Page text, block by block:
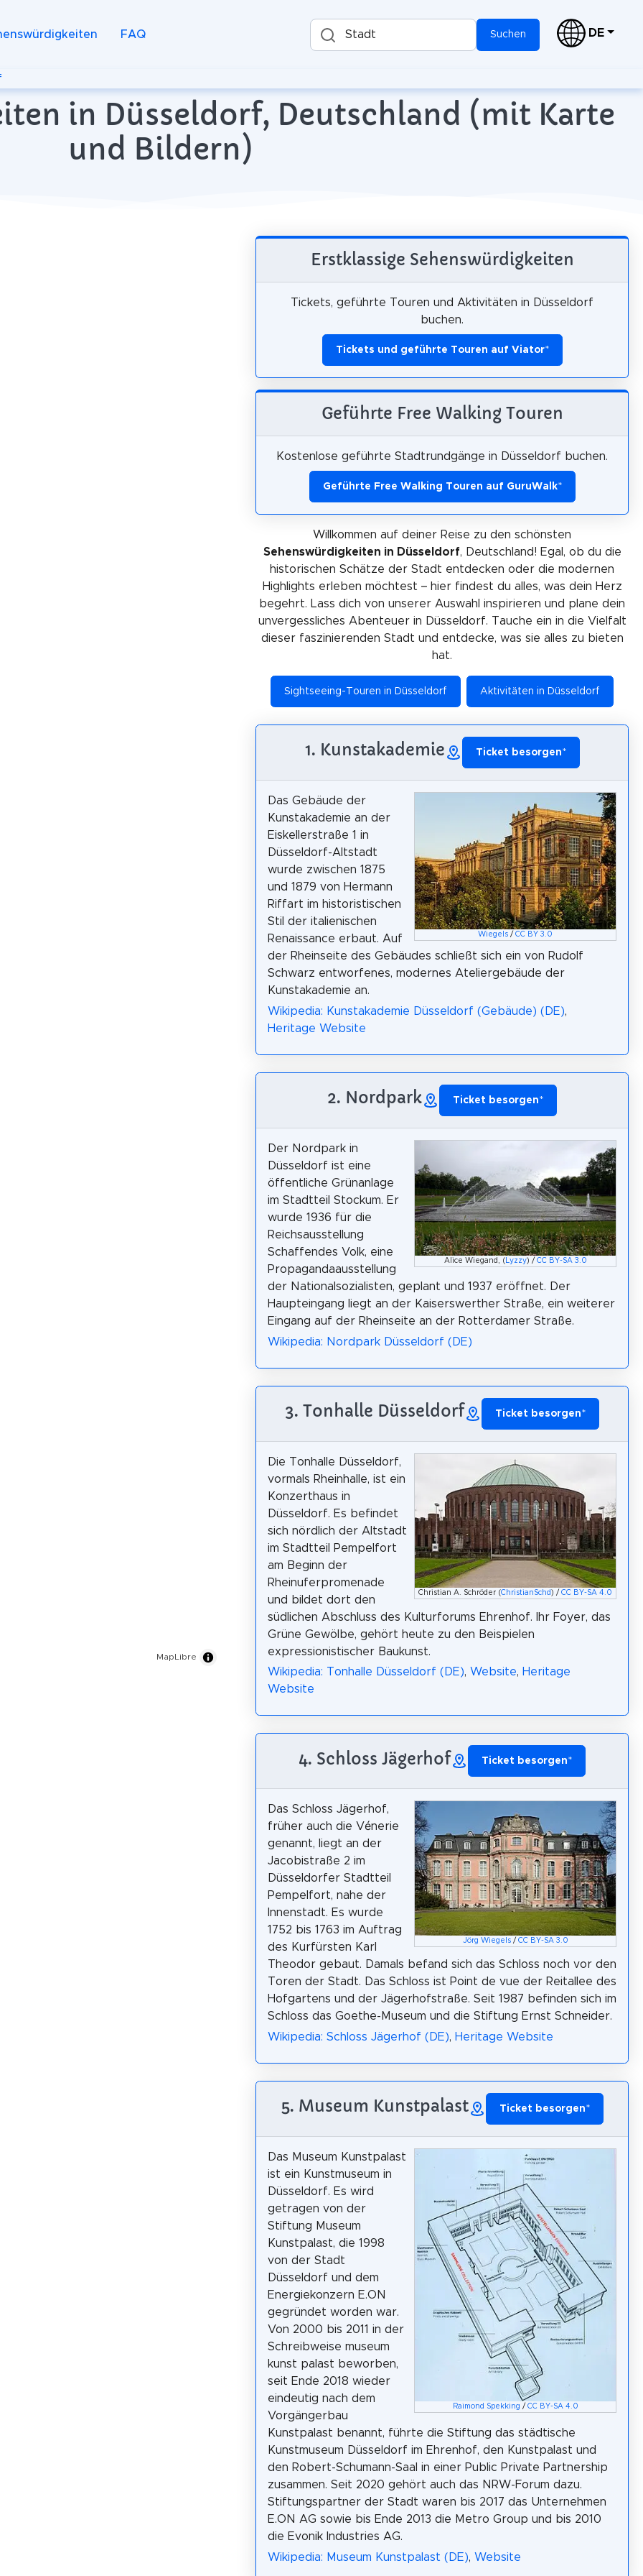
FAQ Stadt Suchen DE
in Düsseldorf, Deutschland (mit Karte
und Bildern)
MapLibre
Erstklassige Sehenswürdigkeiten
Tickets, geführte Touren und Aktivitäten in Düsseldorf
buchen.
Tickets und geführte Touren auf Viator*
Geführte Free Walking Touren
Kostenlose geführte Stadtrundgänge in Düsseldorf buchen.
Geführte Free Walking Touren auf GuruWalk*
Willkommen auf deiner Reise zu den schönsten
Sehenswürdigkeiten in Düsseldorf, Deutschland! Egal, ob du die
historischen Schätze der Stadt entdecken oder die modernen
Highlights erleben möchtest – hier findest du alles, was dein Herz
begehrt. Lass dich von unserer Auswahl inspirieren und plane dein
unvergessliches Abenteuer in Düsseldorf. Tauche ein in die Vielfalt
dieser faszinierenden Stadt und entdecke, was sie alles zu bieten
hat.
Sightseeing-Touren in Düsseldorf Aktivitäten in Düsseldorf
1. Kunstakademie Ticket besorgen*
Wiegels /CC BY 3.0
Das Gebäude der
Kunstakademie an der
Eiskellerstraße 1 in
Düsseldorf-Altstadt
wurde zwischen 1875
und 1879 von Hermann
Riffart im historistischen
Stil der italienischen
Renaissance erbaut. Auf
der Rheinseite des Gebäudes schließt sich ein von Rudolf
Schwarz entworfenes, modernes Ateliergebäude der
Kunstakademie an.
Wikipedia: Kunstakademie Düsseldorf (Gebäude) (DE),
Heritage Website
2. Nordpark Ticket besorgen*
Alice Wiegand, ( Lyzzy) / CC BY-SA 3.0
Der Nordpark in
Düsseldorf ist eine
öffentliche Grünanlage
im Stadtteil Stockum. Er
wurde 1936 für die
Reichsausstellung
Schaffendes Volk, eine
Propagandaausstellung
der Nationalsozialisten, geplant und 1937 eröffnet. Der
Haupteingang liegt an der Kaiserswerther Straße, ein weiterer
Eingang auf der Rheinseite an der Rotterdamer Straße.
Wikipedia: Nordpark Düsseldorf (DE)
3. Tonhalle Düsseldorf Ticket besorgen*
Christian A. Schröder (ChristianSchd ) /CC BY-SA 4.0
Die Tonhalle Düsseldorf,
vormals Rheinhalle, ist ein
Konzerthaus in
Düsseldorf. Es befindet
sich nördlich der Altstadt
im Stadtteil Pempelfort
am Beginn der
Rheinuferpromenade
und bildet dort den
südlichen Abschluss des Kulturforums Ehrenhof. Ihr Foyer, das
Grüne Gewölbe, gehört heute zu den Beispielen
expressionistischer Baukunst.
Wikipedia: Tonhalle Düsseldorf (DE), Website, Heritage
Website
4. Schloss Jägerhof Ticket besorgen*
Jörg Wiegels/ CC BY-SA 3.0
Das Schloss Jägerhof,
früher auch die Vénerie
genannt, liegt an der
Jacobistraße 2 im
Düsseldorfer Stadtteil
Pempelfort, nahe der
Innenstadt. Es wurde
1752 bis 1763 im Auftrag
des Kurfürsten Karl
Theodor gebaut. Damals befand sich das Schloss noch vor den
Toren der Stadt. Das Schloss ist Point de vue der Reitallee des
Hofgartens und der Jägerhofstraße. Seit 1987 befinden sich im
Schloss das Goethe-Museum und die Stiftung Ernst Schneider.
Wikipedia: Schloss Jägerhof (DE), Heritage Website
5. Museum Kunstpalast Ticket besorgen*
Raimond Spekking / CC BY-SA 4.0
Das Museum Kunstpalast
ist ein Kunstmuseum in
Düsseldorf. Es wird
getragen von der
Stiftung Museum
Kunstpalast, die 1998
von der Stadt
Düsseldorf und dem
Energiekonzern E.ON
gegründet worden war.
Von 2000 bis 2011 in der
Schreibweise museum
kunst palast beworben,
seit Ende 2018 wieder
eindeutig nach dem
Vorgängerbau
Kunstpalast benannt, führte die Stiftung das städtische
Kunstmuseum Düsseldorf im Ehrenhof, den Kunstpalast und
den Robert-Schumann-Saal in einer Public Private Partnership
zusammen. Seit 2020 gehört auch das NRW-Forum dazu.
Stiftungspartner der Stadt waren bis 2017 das Unternehmen
E.ON AG sowie bis Ende 2013 die Metro Group und bis 2010
die Evonik Industries AG.
Wikipedia: Museum Kunstpalast (DE), Website